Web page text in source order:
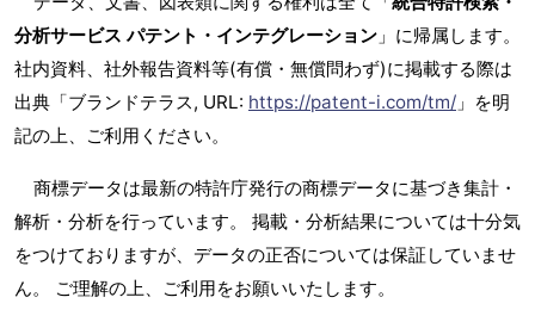
分析サービス パテント・インテグレーション 」に帰属します。
社内資料、社外報告資料等(有償・無償問わず)に掲載する際は
出典「ブランドテラス, URL: https://patent-i.com/tm/ 」を明
記の上、ご利用ください。
商標データは最新の特許庁発行の商標データに基づき集計・
解析・分析を行っています。 掲載・分析結果については十分気
をつけておりますが、データの正否については保証していませ
ん。 ご理解の上、ご利用をお願いいたします。